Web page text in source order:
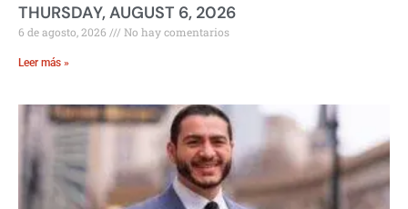
THURSDAY, AUGUST 6, 2026
6 de agosto, 2026 No hay comentarios
Leer más »